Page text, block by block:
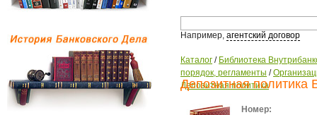
Например, агентский договор
Каталог / Библиотека
порядок, регламенты /
Депозитная политика
Депозитная политика
Номер: